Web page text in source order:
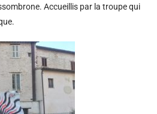
Accueillis par la troupe qui